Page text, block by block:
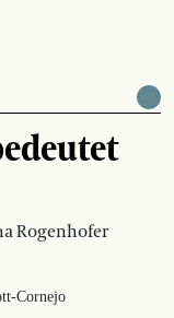
Rogenhofer
Cornejo